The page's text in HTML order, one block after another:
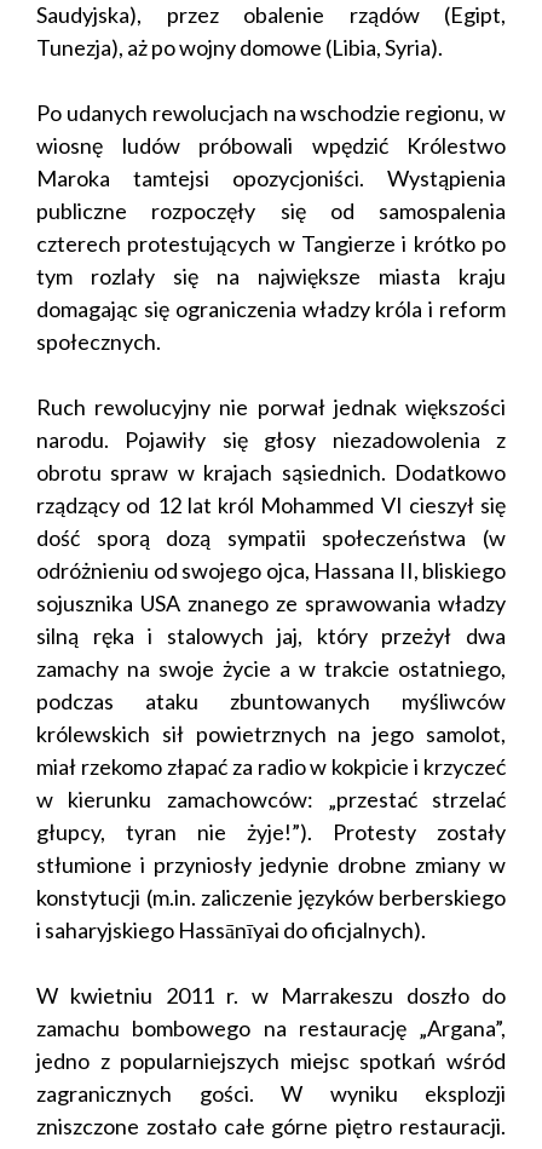
Saudyjska), przez obalenie rządów (Egipt,
Tunezja), aż po wojny domowe (Libia, Syria).
Po udanych rewolucjach na wschodzie regionu, w
wiosnę ludów próbowali wpędzić Królestwo
Maroka tamtejsi opozycjoniści. Wystąpienia
publiczne rozpoczęły się od samospalenia
czterech protestujących w Tangierze i krótko po
tym rozlały się na największe miasta kraju
domagając się ograniczenia władzy króla i reform
społecznych.
Ruch rewolucyjny nie porwał jednak większości
narodu. Pojawiły się głosy niezadowolenia z
obrotu spraw w krajach sąsiednich. Dodatkowo
rządzący od 12 lat król Mohammed VI cieszył się
dość sporą dozą sympatii społeczeństwa (w
odróżnieniu od swojego ojca, Hassana II, bliskiego
sojusznika USA znanego ze sprawowania władzy
silną ręka i stalowych jaj, który przeżył dwa
zamachy na swoje życie a w trakcie ostatniego,
podczas ataku zbuntowanych myśliwców
królewskich sił powietrznych na jego samolot,
miał rzekomo złapać za radio w kokpicie i krzyczeć
w kierunku zamachowców: „przestać strzelać
głupcy, tyran nie żyje!”). Protesty zostały
stłumione i przyniosły jedynie drobne zmiany w
konstytucji (m.in. zaliczenie języków berberskiego
i saharyjskiego Hassānīyai do oficjalnych).
W kwietniu 2011 r. w Marrakeszu doszło do
zamachu bombowego na restaurację „Argana”,
jedno z popularniejszych miejsc spotkań wśród
zagranicznych gości. W wyniku eksplozji
zniszczone zostało całe górne piętro restauracji.